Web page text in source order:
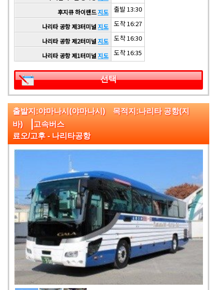
후지큐 하이랜드지도 출발 13:30
나리타 공항 제3터미널 지도 도착 16:27
나리타 공항 제2터미널 지도 도착 16:30
나리타 공항 제1터미널 지도 도착 16:35
선택
출발지:야마나시(야마나시) 목적지:나리타 공항(지
바) |고속버스
료오/고후 - 나리타공항